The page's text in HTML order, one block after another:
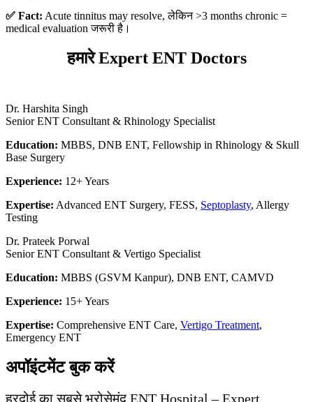
✅ Fact: Acute tinnitus may resolve, लेकिन >3 months chronic =
medical evaluation जरूरी है।
हमारे Expert ENT Doctors
Dr. Harshita Singh
Senior ENT Consultant & Rhinology Specialist
Education: MBBS, DNB ENT, Fellowship in Rhinology & Skull
Base Surgery
Experience: 12+ Years
Expertise: Advanced ENT Surgery, FESS, Septoplasty, Allergy
Testing
Dr. Prateek Porwal
Senior ENT Consultant & Vertigo Specialist
Education: MBBS (GSVM Kanpur), DNB ENT, CAMVD
Experience: 15+ Years
Expertise: Comprehensive ENT Care, Vertigo Treatment,
Emergency ENT
अपॉइंटमेंट बुक करें
हरदोई का सबसे भरोसेमंद ENT Hospital – Expert